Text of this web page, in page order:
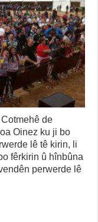
de
Oinez ku ji bo
lê tê kirin, li
fêrkirin û hînbûna
perwerde lê